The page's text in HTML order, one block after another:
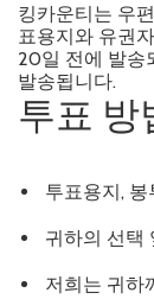
킹카운티는 우
표용지와 유권
20일 전에 발송
발송됩니다.
투표 방
투표용지,
귀하의 선택
저희는 귀하